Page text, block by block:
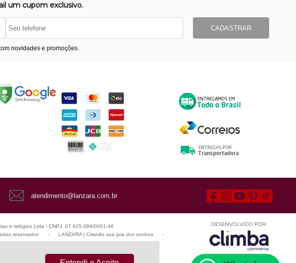
um cupom exclusivo.
novidades e promoções.
CADASTRAR
atendimento@lanzara.com.br
e relógios Ltda - CNPJ: 07.925.089/0001-46
reservados
- LANZARA | Criando sua joia dos sonhos
-